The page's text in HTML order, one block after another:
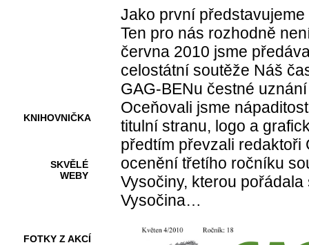
KNIHOVNIČKA
SKVĚLÉ
WEBY
FOTKY Z AKCÍ
Jako první
Ten pro nás rozhodně
června 2010 jsme
celostátní soutěže Náš
GAG-BENu čestné
Oceňovali jsme
titulní stranu, logo a
předtím převzali redaktoři
ocenění třetího ročníku
Vysočiny, kterou
Vysočina…